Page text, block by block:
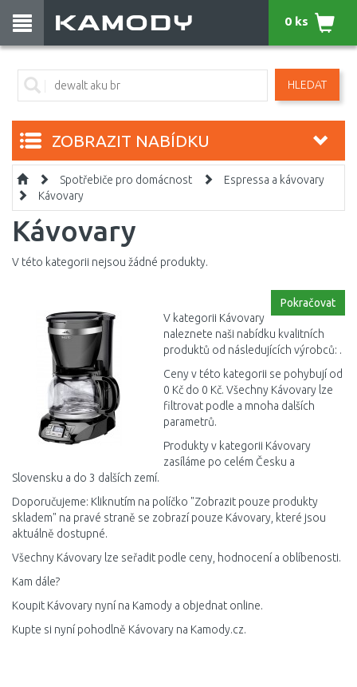
HLEDAT
0 ks
ZOBRAZIT NABÍDKU
Spotřebiče pro domácnost
Espressa a kávovary
Kávovary
Kávovary
V této kategorii nejsou žádné produkty.
Pokračovat
V kategorii Kávovary
naleznete naši nabídku kvalitních
produktů od následujících výrobců: .
Ceny v této kategorii se pohybují od
0 Kč do 0 Kč. Všechny Kávovary lze
filtrovat podle a mnoha dalších
parametrů.
Produkty v kategorii Kávovary
zasíláme po celém Česku a
Slovensku a do 3 dalších zemí.
Doporučujeme: Kliknutím na políčko "Zobrazit pouze produkty
skladem" na pravé straně se zobrazí pouze Kávovary, které jsou
aktuálně dostupné.
Všechny Kávovary lze seřadit podle ceny, hodnocení a oblíbenosti.
Kam dále?
Koupit Kávovary nyní na Kamody a objednat online.
Kupte si nyní pohodlně Kávovary na Kamody.cz.